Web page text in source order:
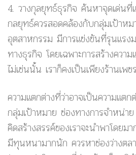
4. วางกุลยุทธ์ธุรกิจ ค้นหาจุดเด่นที่
กลยุทธ์ควรสอดคล้องกับกลุ่มเป้า
อุตสาหกรรม มีการแข่งขันที่รุนแรง
ทางธุรกิจ โดยเฉพาะการสร้างควา
ไม่เช่นนั้น เราก็คงเป็นเพียงร้านเพ
ความแตกต่างที่ว่าอาจเป็นความแต
กลุ่มเป้าหมาย ช่องทางการจำหน่
คิดสร้างสรรค์ของเราจะนำพาโดยม
มีทุนหนามากนัก ควรหาช่องว่างตล